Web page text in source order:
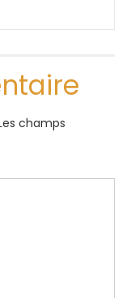
champs